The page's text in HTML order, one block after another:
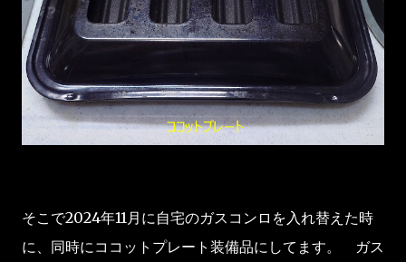
そこで2024年11月に自宅のガスコンロを入れ替えた時
に、同時にココットプレート装備品にしてます。 ガス